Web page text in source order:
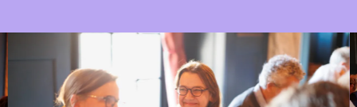
Skip